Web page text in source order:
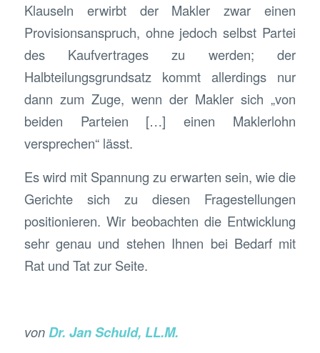
Klauseln erwirbt der Makler zwar einen
Provisionsanspruch, ohne jedoch selbst Partei
des Kaufvertrages zu werden; der
Halbteilungsgrundsatz kommt allerdings nur
dann zum Zuge, wenn der Makler sich „von
beiden Parteien […] einen Maklerlohn
versprechen“ lässt.
Es wird mit Spannung zu erwarten sein, wie die
Gerichte sich zu diesen Fragestellungen
positionieren. Wir beobachten die Entwicklung
sehr genau und stehen Ihnen bei Bedarf mit
Rat und Tat zur Seite.
vonDr. Jan Schuld, LL.M.